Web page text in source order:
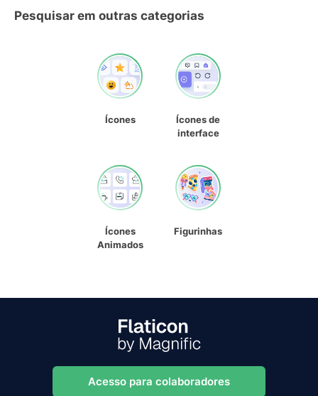
Pesquisar em outras categorias
Ícones
Ícones de
interface
Ícones
Animados
Figurinhas
Acesso para colaboradores